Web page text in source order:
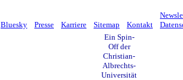
Bluesky Presse Karriere Sitemap Kontakt
Ein Spin-
Off der
Christian-
Albrechts-
Universität